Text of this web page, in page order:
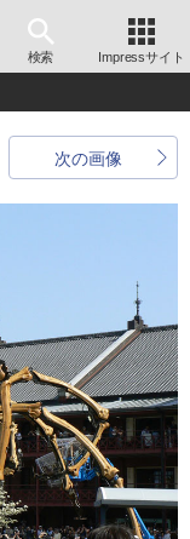
検索 Impressサイト
次の画像